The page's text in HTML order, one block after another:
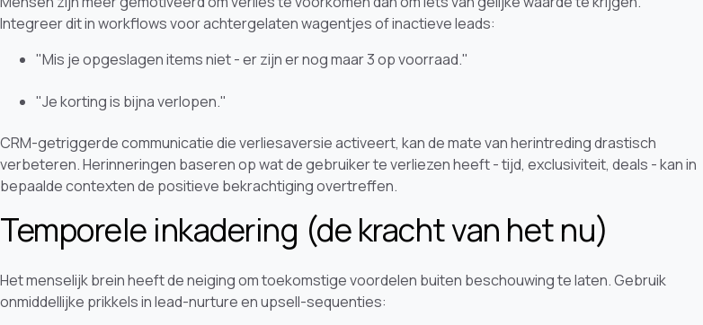
Integreer dit in workflows voor achtergelaten wagentjes of inactieve leads:
"Mis je opgeslagen items niet - er zijn er nog maar 3 op voorraad."
"Je korting is bijna verlopen."
CRM-getriggerde communicatie die verliesaversie activeert, kan de mate van herintreding drastisch
verbeteren. Herinneringen baseren op wat de gebruiker te verliezen heeft - tijd, exclusiviteit, deals - kan in
bepaalde contexten de positieve bekrachtiging overtreffen.
Temporele inkadering (de kracht van het nu)
Het menselijk brein heeft de neiging om toekomstige voordelen buiten beschouwing te laten. Gebruik
onmiddellijke prikkels in lead-nurture en upsell-sequenties: